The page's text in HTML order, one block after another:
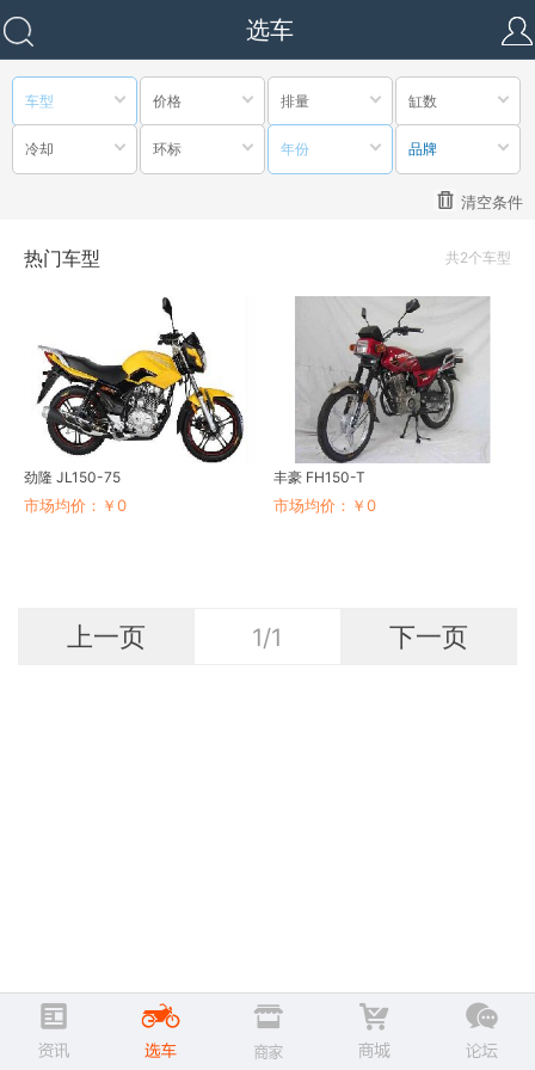
选车
车型 价格 排量 缸数
冷却 环标 年份 品牌
清空条件
热门车型 共2个车型
劲隆 JL150-75
市场均价：￥0
丰豪 FH150-T
市场均价：￥0
上一页 1/1 下一页